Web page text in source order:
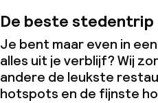
De beste stedentrip
Je bent maar even in
alles uit je verblijf? Wij
andere de leukste
hotspots en de fijnste